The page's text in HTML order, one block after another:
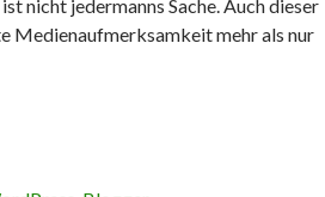
nicht jedermanns Sache. Auch dieser
Medienaufmerksamkeit mehr als nur